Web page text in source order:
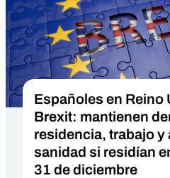
Españoles en Reino
Brexit: mantienen
residencia, trabajo y
sanidad si residían
31 de diciembre